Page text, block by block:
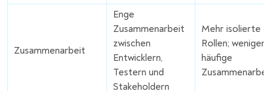
Zusammenarbeit
Enge
Zusammenarbeit
zwischen
Entwicklern,
Testern und
Stakeholdern
Mehr isolierte
Rollen; weniger
häufige